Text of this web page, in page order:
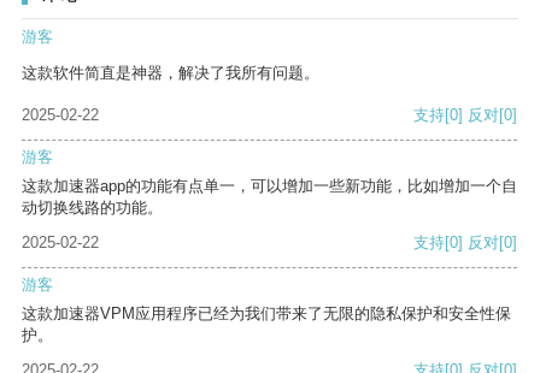
游客
这款软件简直是神器，解决了我所有问题。
2025-02-22 支持[0] 反对[0]
游客
这款加速器app的功能有点单一，可以增加一些新功能，比如增加一个自
动切换线路的功能。
2025-02-22
支持[0] 反对[0]
游客
这款加速器VPM应用程序已经为我们带来了无限的隐私保护和安全性保
护。